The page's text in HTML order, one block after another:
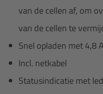
van de cellen af, om
van de cellen te
Snel opladen met 4,8
Incl. netkabel
Statusindicatie met led